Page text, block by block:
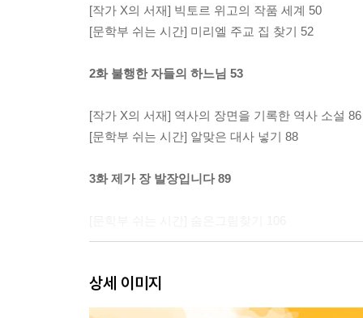
[작가 X의 서재] 빅토르 위고의 작품 세계 50
[문학부 쉬는 시간] 미리엘 주교 집 찾기 52
2화 불행한 자들의 하느님 53
[작가 X의 서재] 역사의 장면을 기록한 역사 소설 86
[문학부 쉬는 시간] 알맞은 대사 넣기 88
3화 제가 장 발장입니다 89
[작가 X의 서재] 《레 미제라블》 도시 탐방 138
상세 이미지